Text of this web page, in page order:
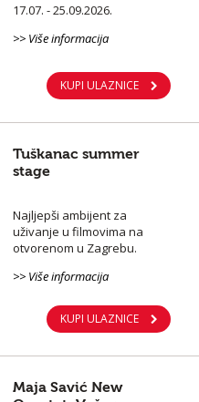
17.07. - 25.09.2026.
>> Više informacija
KUPI ULAZNICE
Tuškanac summer
stage
Najljepši ambijent za
uživanje u filmovima na
otvorenom u Zagrebu.
>> Više informacija
KUPI ULAZNICE
Maja Savić New